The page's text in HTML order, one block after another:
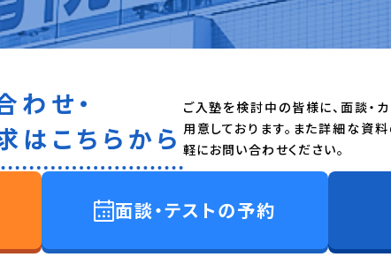
わせ・
はこちらから
ご入塾を検討中の皆様に、面談・
用意しております。また詳細な資
軽にお問い合わせください。
面談・テストの予約